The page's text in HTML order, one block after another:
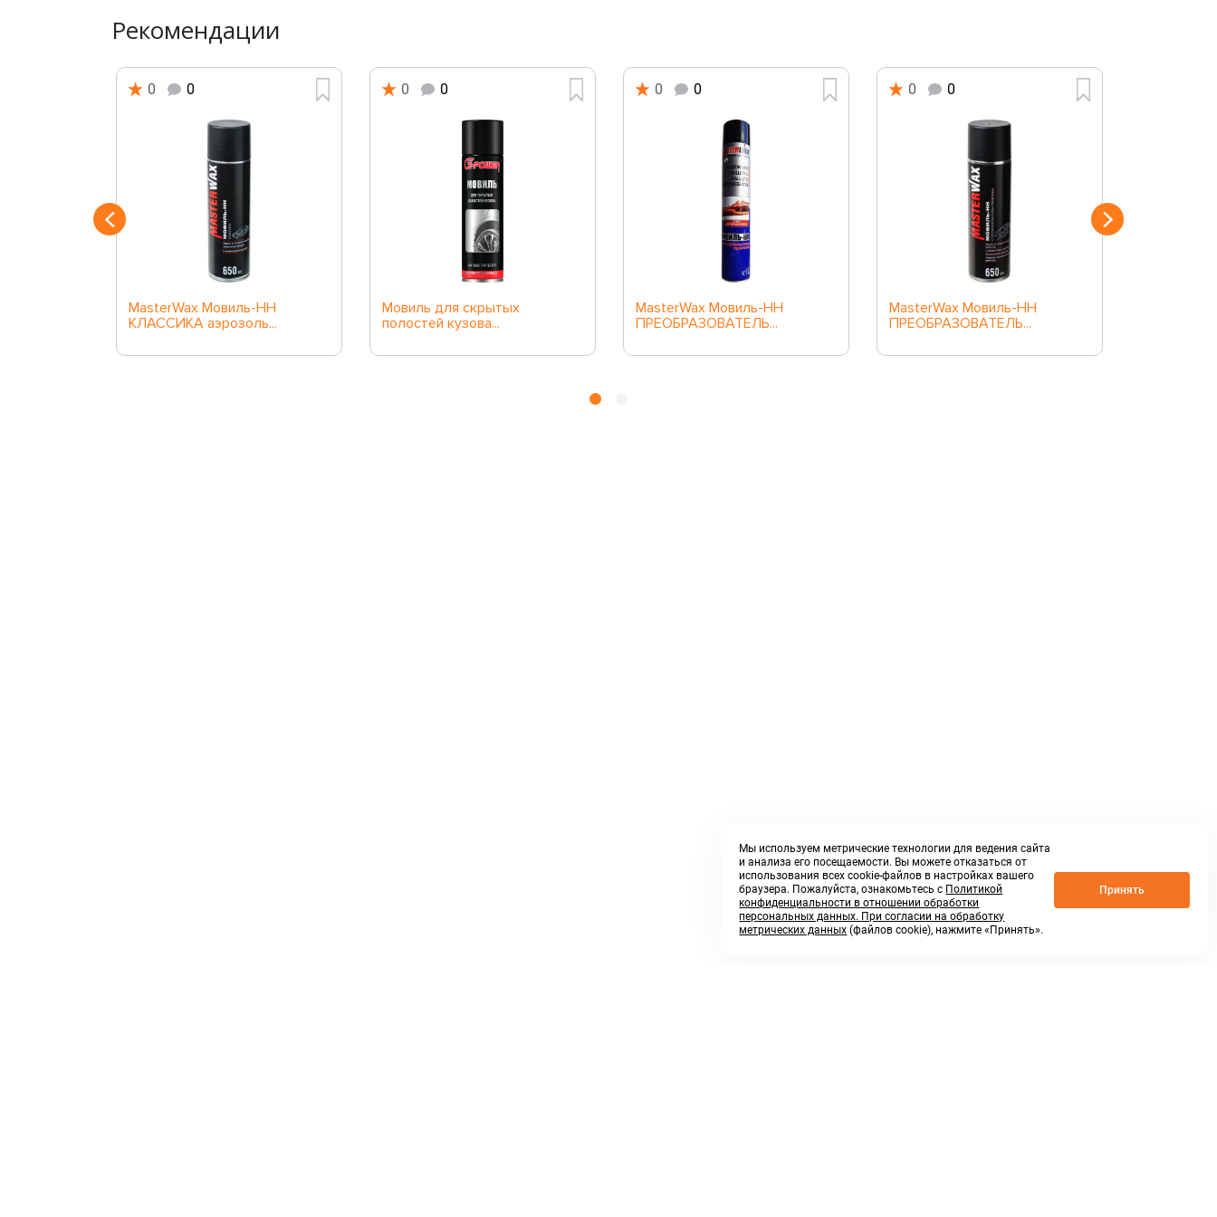
Рекомендации
0 0
MasterWax Мовиль-НН
КЛАССИКА аэрозоль...
0 0
Мовиль для скрытых
полостей кузова...
0 0
MasterWax Мовиль-НН
ПРЕОБРАЗОВАТЕЛЬ...
0 0
MasterWax Мовиль-НН
ПРЕОБРАЗОВАТЕЛЬ...
Мы используем метрические технологии для ведения сайта
и анализа его посещаемости. Вы можете отказаться от
использования всех cookie-файлов в настройках вашего
браузера. Пожалуйста, ознакомьтесь с Политикой
конфиденциальности в отношении обработки
персональных данных. При согласии на обработку
метрических данных (файлов cookie), нажмите «Принять».
Принять